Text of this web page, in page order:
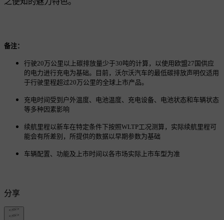
备注：
行驶20万公里以上碳排放量少于30吨的计算，以使用欧盟27国供应
的电力进行充电为基础。目前，沃尔沃汽车的最低碳排放声明仅适用
于行驶里程超过20万公里的全球上市产品。
充电时间受到户外温度、电池温度、充电设备、电池状态和车辆状态
等多种因素影响
续航里程以新车在特定条件下按照WLTP工况测算，实际续航里程可
能会有所差别，所提供的数据以早期参数为基础
车辆配置、功能及上市时间以各市场实际上市车型为准
分享